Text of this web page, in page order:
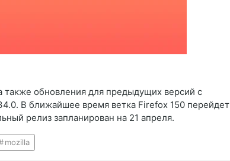
также обновления для предыдущих версий с
В ближайшее время ветка Firefox 150 перейдет
релиз запланирован на 21 апреля.
mozilla